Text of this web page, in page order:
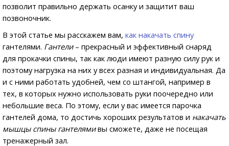
позволит правильно держать осанку и защитит ваш
позвоночник.
В этой статье мы расскажем вам, как накачать спину
гантелями. Гантели– прекрасный и эффективный снаряд
для прокачки спины, так как люди имеют разную силу рук и
поэтому нагрузка на них у всех разная и индивидуальная. Да
и с ними работать удобней, чем со штангой, например в
тех, в которых нужно использовать руки поочередно или
небольшие веса. По этому, если у вас имеется парочка
гантелей дома, то достичь хороших результатов и накачать
мышцы спины гантелямивы сможете, даже не посещая
тренажерный зал.